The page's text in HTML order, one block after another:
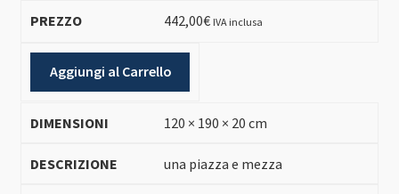
442,00€ IVA inclusa
Aggiungi al Carrello
120 × 190 × 20 cm
una piazza e mezza